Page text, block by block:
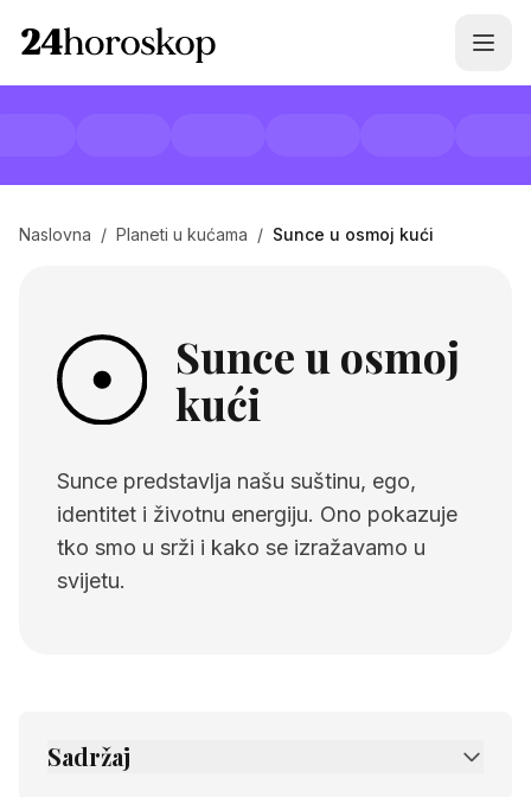
Naslovna / Planeti u kućama / Sunce u osmoj kući
Sunce u osmoj
kući
Sunce predstavlja našu suštinu, ego,
identitet i životnu energiju. Ono pokazuje
tko smo u srži i kako se izražavamo u
svijetu.
Sadržaj